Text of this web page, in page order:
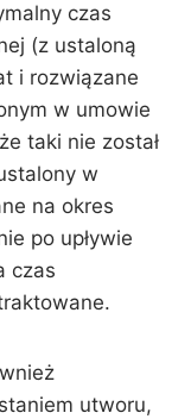
czas
(z ustaloną
i rozwiązane
w umowie
taki nie został
w
na okres
po upływie
czas
utworu,